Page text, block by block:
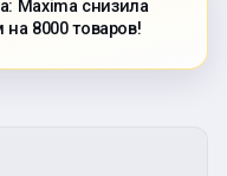
Maxima снизила
8000 товаров!